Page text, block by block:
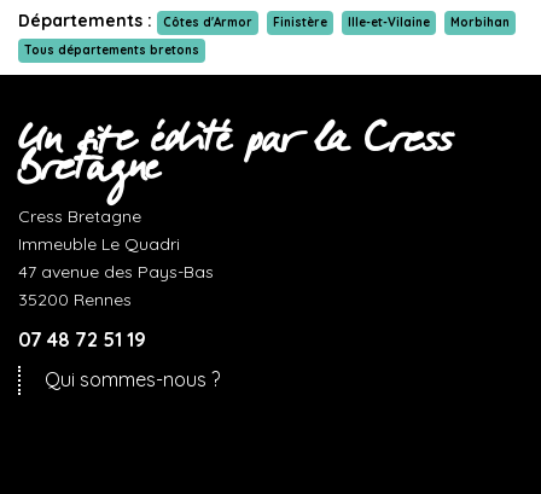
Départements : Côtes d'Armor Finistère Ille-et-Vilaine
Morbihan
Tous départements bretons
Un site édité par la Cress
Bretagne
Cress Bretagne
Immeuble Le Quadri
47 avenue des Pays-Bas
35200 Rennes
07 48 72 51 19
Qui sommes-nous ?